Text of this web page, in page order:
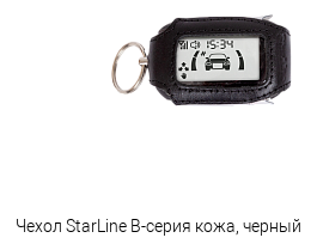
Сравнение
В избранное
Под заказ
Чехол StarLine B-серия кожа, черный